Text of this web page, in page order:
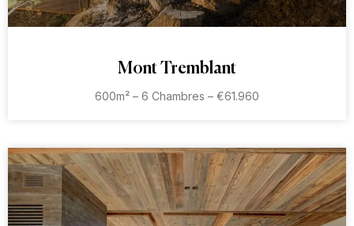
Mont Tremblant
600m² – 6 Chambres – €61.960